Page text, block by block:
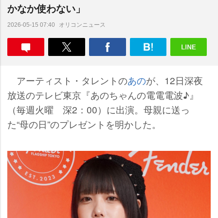
かなか使わない」
2026-05-15 07:40 オリコンニュース
アーティスト・タレントのあのが、12日深夜
放送のテレビ東京『あのちゃんの電電電波♪』
（毎週火曜 深2：00）に出演。母親に送っ
た“母の日”のプレゼントを明かした。